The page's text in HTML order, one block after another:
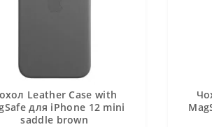
Leather Case with
для iPhone 12 mini
saddle brown